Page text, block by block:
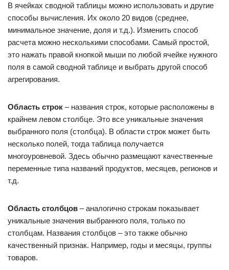
В ячейках сводной таблицы можно использовать и другие
способы вычисления. Их около 20 видов (среднее,
минимальное значение, доля и т.д.). Изменить способ
расчета можно несколькими способами. Самый простой,
это нажать правой кнопкой мыши по любой ячейке нужного
поля в самой сводной таблице и выбрать другой способ
агрегирования.
Область строк – названия строк, которые расположены в
крайнем левом столбце. Это все уникальные значения
выбранного поля (столбца). В области строк может быть
несколько полей, тогда таблица получается
многоуровневой. Здесь обычно размещают качественные
переменные типа названий продуктов, месяцев, регионов и
т.д.
Область столбцов – аналогично строкам показывает
уникальные значения выбранного поля, только по
столбцам. Названия столбцов – это также обычно
качественный признак. Например, годы и месяцы, группы
товаров.